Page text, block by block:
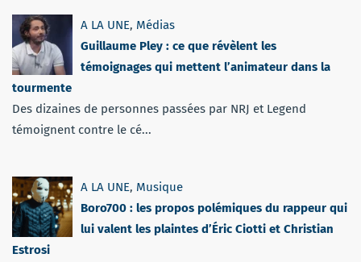
A LA UNE, Médias
Guillaume Pley : ce que révèlent les
témoignages qui mettent l’animateur dans la
tourmente
Des dizaines de personnes passées par NRJ et Legend
témoignent contre le cé...
A LA UNE, Musique
Boro700 : les propos polémiques du rappeur qui
lui valent les plaintes d’Éric Ciotti et Christian
Estrosi